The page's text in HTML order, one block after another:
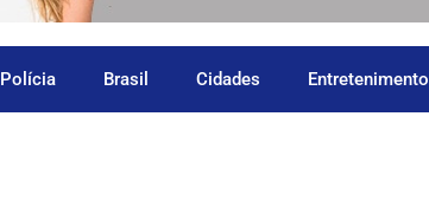
Polícia Brasil Cidades Entretenimento